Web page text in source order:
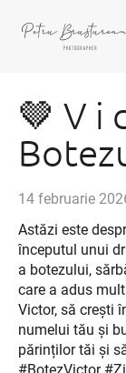
🤎 V i
14 februarie
Astăzi este
începutul unui
a botezului,
care a adus
Victor, să crești
numelui tău și
părinților tăi și